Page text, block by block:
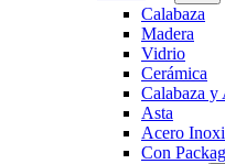
Calabaza
Madera
Vidrio
Cerámica
Calabaza y
Asta
Acero
Con